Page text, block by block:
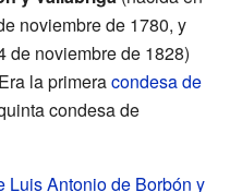
noviembre de 1780, y
de noviembre de 1828)
la primeracondesa de
condesa de
Luis Antonio de Borbón y